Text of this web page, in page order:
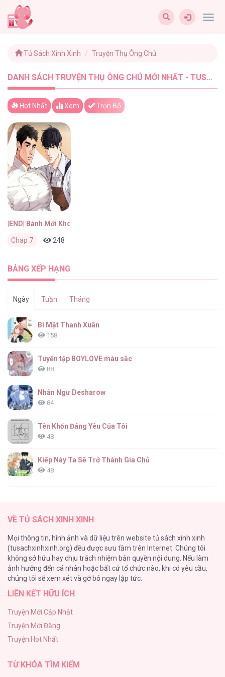
Tủ Sách Xinh Xinh Truyện Thụ Ông Chú
DANH SÁCH TRUYỆN THỤ ÔNG CHÚ MỚI NHẤT - TUSACHXINHXINH (1)
Hot Nhất Xem Trọn Bộ
|END| Bánh Mới Khó Cưỡng
Chap 7 248
BẢNG XẾP HẠNG
Ngày Tuần Tháng
Bí Mật Thanh Xuân
158
Tuyển tập BOYLOVE màu sắc
88
Nhân Ngư Desharow
84
Tên Khốn Đáng Yêu Của Tôi
48
Kiếp Này Ta Sẽ Trở Thành Gia Chủ
48
44
Cash Or Credit
44
BÌNH MINH CHIA CẮT BÓNG ĐÊM
ONESHOT CHỊCH VỒN CHỊCH VÃ
31
VỀ TỦ SÁCH XINH XINH
Mọi thông tin, hình ảnh và dữ liệu trên website tủ sách xinh xinh
(tusachxinhxinh.org) đều được sưu tầm trên Internet. Chúng tôi
không sở hữu hay chịu trách nhiệm bản quyền nội dung. Nếu làm
ảnh hưởng đến cá nhân hoặc bất cứ tổ chức nào, khi có yêu cầu,
chúng tôi sẽ xem xét và gỡ bỏ ngay lập tức.
LIÊN KẾT HỮU ÍCH
Truyện Mới Cập Nhật
Truyện Mới Đăng
Truyện Hot Nhất
TỪ KHÓA TÌM KIẾM